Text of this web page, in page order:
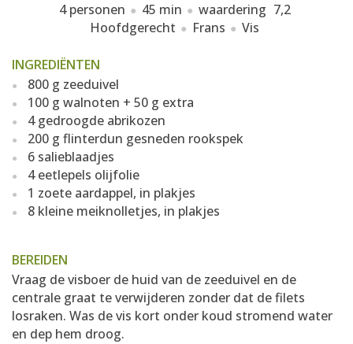
4 personen 45 min waardering 7,2
Hoofdgerecht
Frans Vis
INGREDIËNTEN
800 g zeeduivel
100 g walnoten + 50 g extra
4 gedroogde abrikozen
200 g flinterdun gesneden rookspek
6 salieblaadjes
4 eetlepels olijfolie
1 zoete aardappel, in plakjes
8 kleine meiknolletjes, in plakjes
BEREIDEN
Vraag de visboer de huid van de zeeduivel en de
centrale graat te verwijderen zonder dat de filets
losraken. Was de vis kort onder koud stromend water
en dep hem droog.